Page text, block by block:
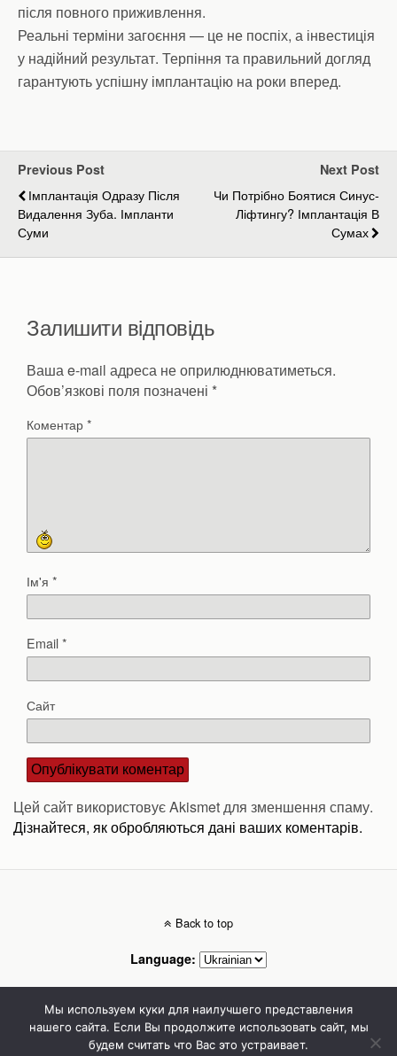
після повного приживлення.
Реальні терміни загоєння — це не поспіх, а інвестиція
у надійний результат. Терпіння та правильний догляд
гарантують успішну імплантацію на роки вперед.
Previous Post
Імплантація Одразу Після
Видалення Зуба. Імпланти
Суми
Next Post
Чи Потрібно Боятися Синус-
Ліфтингу? Імплантація В
Сумах
Залишити відповідь
Ваша e-mail адреса не оприлюднюватиметься.
Обов’язкові поля позначені *
Коментар*
Ім'я *
Email*
Сайт
Цей сайт використовує Akismet для зменшення спаму.
Дізнайтеся, як обробляються дані ваших коментарів.
Back to top
Language:
Mobile Desktop
Стоматолог Сумы, стоматологические клиники Сумы, детская стоматология в
Мы используем куки для наилучшего представления
нашего сайта. Если Вы продолжите использовать сайт, мы
будем считать что Вас это устраивает.